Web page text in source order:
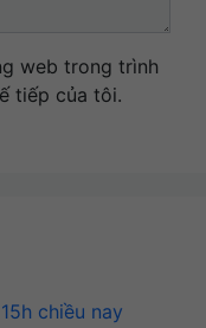
web trong trình
tiếp của tôi.
chiều nay